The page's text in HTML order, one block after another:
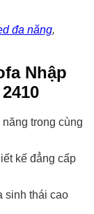
đa năng,
Nhập
trong cùng
kế đẳng cấp
sinh thái cao